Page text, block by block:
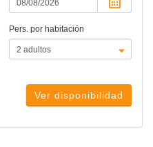
Pers. por habitación
Ver disponibilidad